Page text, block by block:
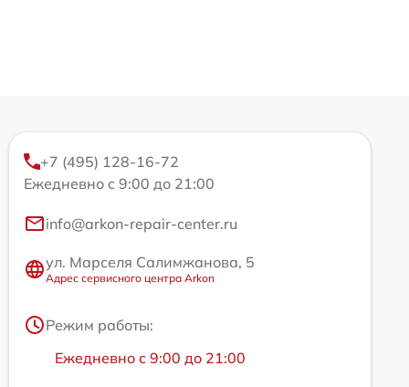
+7 (495) 128-16-72
Ежедневно с 9:00 до 21:00
info@arkon-repair-center.ru
ул. Марселя Салимжанова, 5
Адрес сервисного центра Arkon
Режим работы:
Ежедневно с 9:00 до 21:00